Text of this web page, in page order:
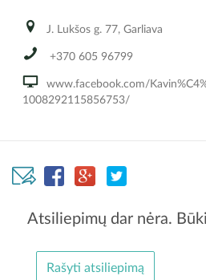
J. Lukšos g. 77, Garliava
+370 605 96799
www.facebook.com/
1008292115856753/
Atsiliepimų dar nėra.
Rašyti atsiliepimą